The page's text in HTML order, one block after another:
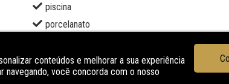
piscina
porcelanato
conteúdos e melhorar a sua experiência
navegando, você concorda com o nosso